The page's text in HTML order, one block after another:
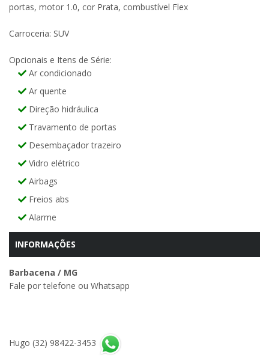
portas, motor 1.0, cor Prata, combustível Flex
Carroceria: SUV
Opcionais e Itens de Série:
Ar condicionado
Ar quente
Direção hidráulica
Travamento de portas
Desembaçador trazeiro
Vidro elétrico
Airbags
Freios abs
Alarme
INFORMAÇÕES
Barbacena / MG
Fale por telefone ou Whatsapp
Hugo (32) 98422-3453